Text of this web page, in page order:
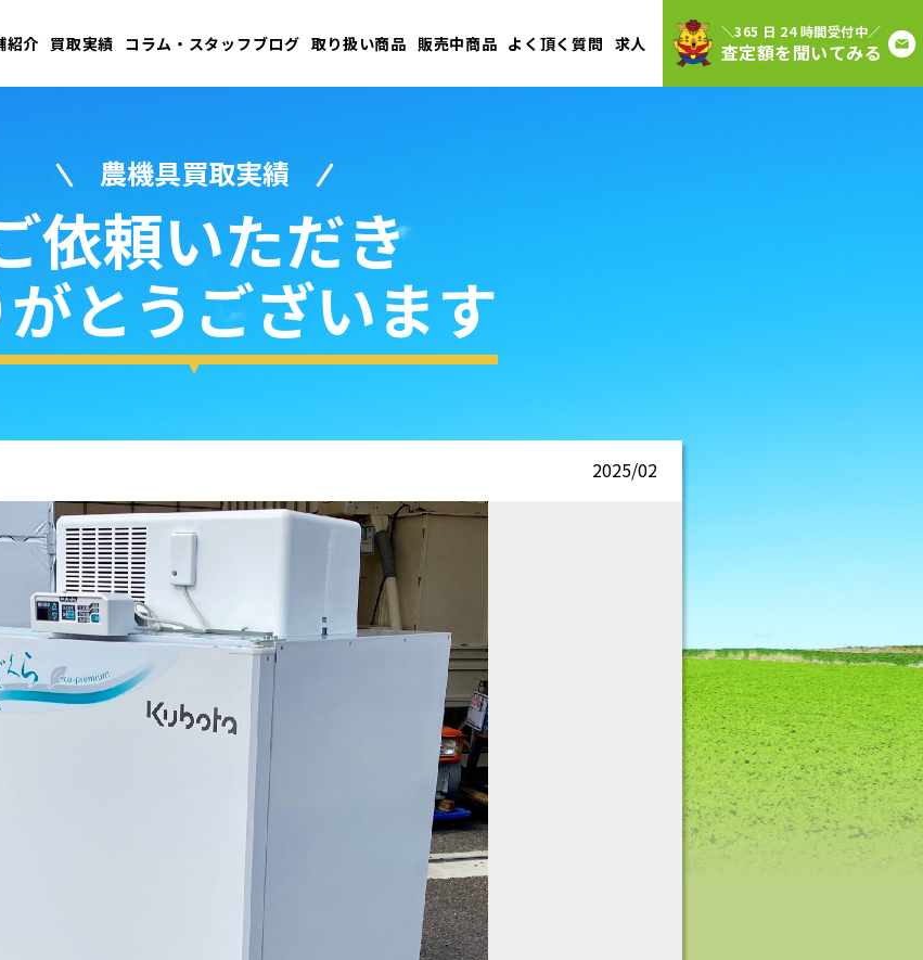
紹介 買取実績 コラム・スタッフブログ 取り扱い商品 販売中商品 よく頂く質問 求人
＼365 日 24 時間受付中／
査定額を聞いてみる
農機具買取実績
依頼いただき
とうございます
2025/02